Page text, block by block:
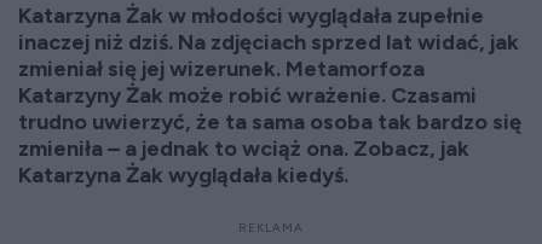
Katarzyna Żak w młodości wyglądała zupełnie
inaczej niż dziś. Na zdjęciach sprzed lat widać, jak
zmieniał się jej wizerunek. Metamorfoza
Katarzyny Żak może robić wrażenie. Czasami
trudno uwierzyć, że ta sama osoba tak bardzo się
zmieniła – a jednak to wciąż ona. Zobacz, jak
Katarzyna Żak wyglądała kiedyś.